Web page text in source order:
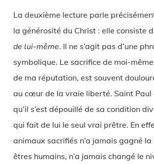
La deuxième lecture parle
la générosité du Christ : elle consiste
de lui-même. Il ne s’agit pas d’une
symbolique. Le sacrifice de moi-
de ma réputation, est souvent
au cœur de la vraie liberté. Saint Paul
qu’il s’est dépouillé de sa condition
qui fait de lui le seul vrai prêtre. En
animaux sacrifiés n’a jamais gagné
êtres humains, n’a jamais changé le